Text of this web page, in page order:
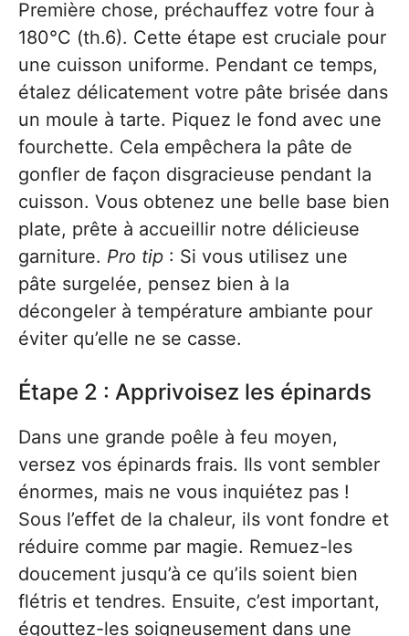
Première chose, préchauffez votre four à
180°C (th.6). Cette étape est cruciale pour
une cuisson uniforme. Pendant ce temps,
étalez délicatement votre pâte brisée dans
un moule à tarte. Piquez le fond avec une
fourchette. Cela empêchera la pâte de
gonfler de façon disgracieuse pendant la
cuisson. Vous obtenez une belle base bien
plate, prête à accueillir notre délicieuse
garniture. Pro tip : Si vous utilisez une
pâte surgelée, pensez bien à la
décongeler à température ambiante pour
éviter qu’elle ne se casse.
Étape 2 : Apprivoisez les épinards
Dans une grande poêle à feu moyen,
versez vos épinards frais. Ils vont sembler
énormes, mais ne vous inquiétez pas !
Sous l’effet de la chaleur, ils vont fondre et
réduire comme par magie. Remuez-les
doucement jusqu’à ce qu’ils soient bien
flétris et tendres. Ensuite, c’est important,
égouttez-les soigneusement dans une